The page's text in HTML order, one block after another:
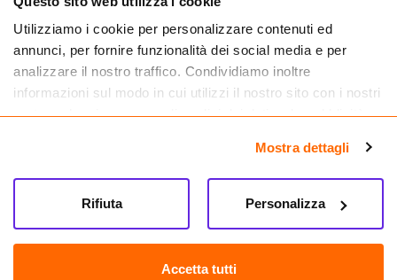
Utilizziamo i cookie per personalizzare contenuti ed
annunci, per fornire funzionalità dei social media e per
analizzare il nostro traffico. Condividiamo inoltre
informazioni sul modo in cui utilizzi il nostro sito con i nostri
partner che si occupano di analisi dei dati web, pubblicità e
informazioni che hai fornito loro o che hanno raccolto dal
tuo utilizzo dei loro servizi.
Mostra dettagli
Accetta tutti
Personalizza
Rifiuta
Farma.it S.a.s. P. IVA 07417261216 REA: NA-884088
CREDITS
Sede legale Via delle Repubbliche Marinare 128, 80147 Napoli